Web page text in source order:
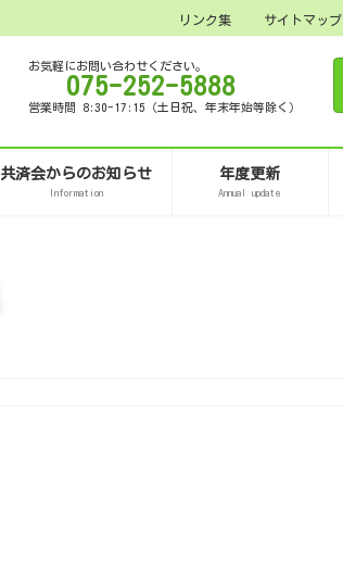
リンク集 サイトマップ
お気軽にお問い合わせください。
075-252-5888
営業時間 8:30-17:15（土日祝、年末年始等除く）
共済会からのお知らせ
Information
年度更新
Annual update